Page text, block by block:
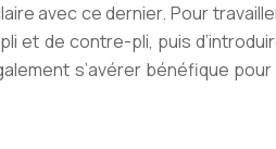
avec ce dernier. Pour
et de contre-pli, puis
s’avérer bénéfique